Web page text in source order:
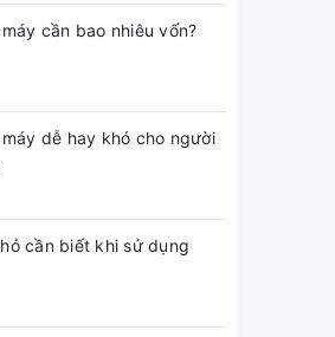
cần bao nhiêu vốn?
dễ hay khó cho người
cần biết khi sử dụng